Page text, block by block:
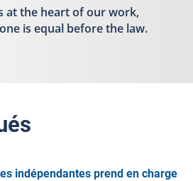
at the heart of our work,
is equal before the law.
indépendantes prend en charge